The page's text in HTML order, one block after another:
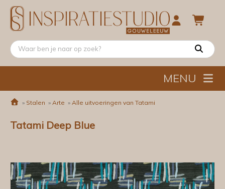
MENU
» Stalen » Arte » Alle uitvoeringen van Tatami
Tatami Deep Blue